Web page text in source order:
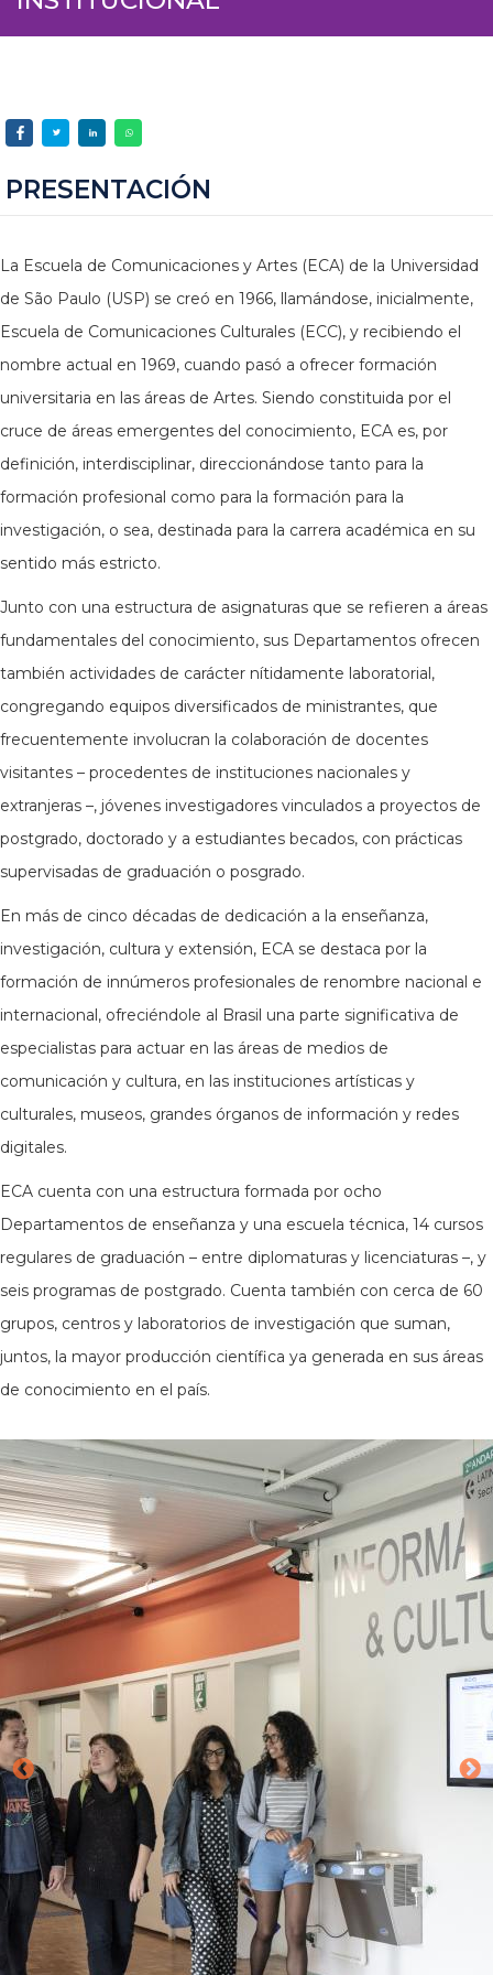
PRESENTACIÓN
La Escuela de Comunicaciones y Artes (ECA) de la Universidad
de São Paulo (USP) se creó en 1966, llamándose, inicialmente,
Escuela de Comunicaciones Culturales (ECC), y recibiendo el
nombre actual en 1969, cuando pasó a ofrecer formación
universitaria en las áreas de Artes. Siendo constituida por el
cruce de áreas emergentes del conocimiento, ECA es, por
definición, interdisciplinar, direccionándose tanto para la
formación profesional como para la formación para la
investigación, o sea, destinada para la carrera académica en su
sentido más estricto.
Junto con una estructura de asignaturas que se refieren a áreas
fundamentales del conocimiento, sus Departamentos ofrecen
también actividades de carácter nítidamente laboratorial,
congregando equipos diversificados de ministrantes, que
frecuentemente involucran la colaboración de docentes
visitantes – procedentes de instituciones nacionales y
extranjeras –, jóvenes investigadores vinculados a proyectos de
postgrado, doctorado y a estudiantes becados, con prácticas
supervisadas de graduación o posgrado.
En más de cinco décadas de dedicación a la enseñanza,
investigación, cultura y extensión, ECA se destaca por la
formación de innúmeros profesionales de renombre nacional e
internacional, ofreciéndole al Brasil una parte significativa de
especialistas para actuar en las áreas de medios de
comunicación y cultura, en las instituciones artísticas y
culturales, museos, grandes órganos de información y redes
digitales.
ECA cuenta con una estructura formada por ocho
Departamentos de enseñanza y una escuela técnica, 14 cursos
regulares de graduación – entre diplomaturas y licenciaturas –, y
seis programas de postgrado. Cuenta también con cerca de 60
grupos, centros y laboratorios de investigación que suman,
juntos, la mayor producción científica ya generada en sus áreas
de conocimiento en el país.